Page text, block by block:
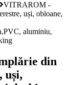
VITRAROM -
uși, obloane,
din
uși,